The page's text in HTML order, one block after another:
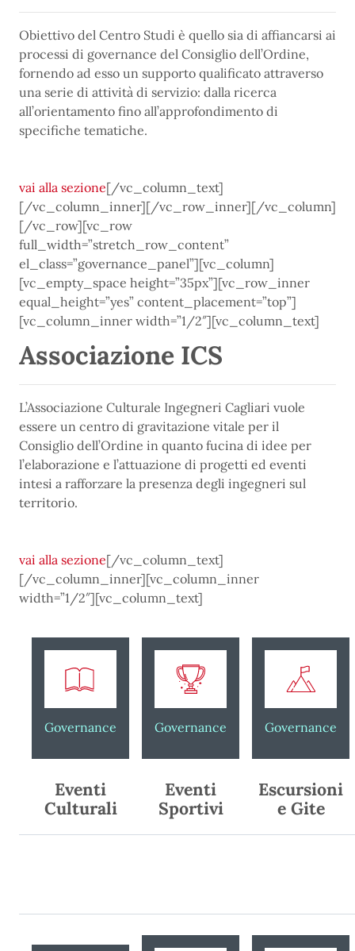
Obiettivo del Centro Studi è quello sia di affiancarsi ai
processi di governance del Consiglio dell’Ordine,
fornendo ad esso un supporto qualificato attraverso
una serie di attività di servizio: dalla ricerca
all’orientamento fino all’approfondimento di
specifiche tematiche.
vai alla sezione[/vc_column_text]
[/vc_column_inner][/vc_row_inner][/vc_column]
[/vc_row][vc_row
full_width=”stretch_row_content”
el_class=”governance_panel”][vc_column]
[vc_empty_space height=”35px”][vc_row_inner
equal_height=”yes” content_placement=”top”]
[vc_column_inner width=”1/2″][vc_column_text]
Associazione ICS
L’Associazione Culturale Ingegneri Cagliari vuole
essere un centro di gravitazione vitale per il
Consiglio dell’Ordine in quanto fucina di idee per
l’elaborazione e l’attuazione di progetti ed eventi
intesi a rafforzare la presenza degli ingegneri sul
territorio.
vai alla sezione[/vc_column_text]
[/vc_column_inner][vc_column_inner
width=”1/2″][vc_column_text]
Governance
Eventi
Culturali
Governance
Eventi
Sportivi
Governance
Escursioni
e Gite